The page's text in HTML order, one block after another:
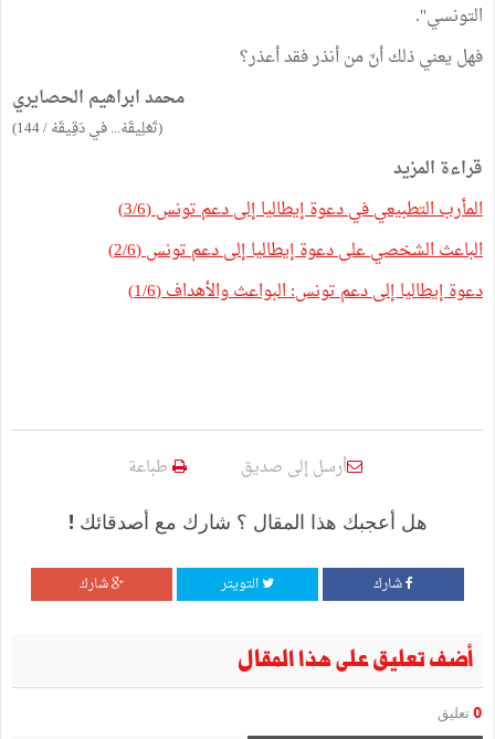
التونسي".
فهل يعني ذلك أنّ من أنذر فقد أعذر؟
محمد ابراهيم الحصايري
(تَعْلِيقَهْ... في دَقِيقَهْ / 144)
قراءة المزيد
المأرب التطبيعي في دعوة إيطاليا إلى دعم تونس (3/6)
الباعث الشخصي على دعوة إيطاليا إلى دعم تونس (2/6)
دعوة إيطاليا إلى دعم تونس: البواعث والأهداف (1/6)
أرسل إلى صديق طباعة
هل أعجبك هذا المقال ؟ شارك مع أصدقائك !
شارك التويتر شارك
أضف تعليق على هذا المقال
0 تعليق